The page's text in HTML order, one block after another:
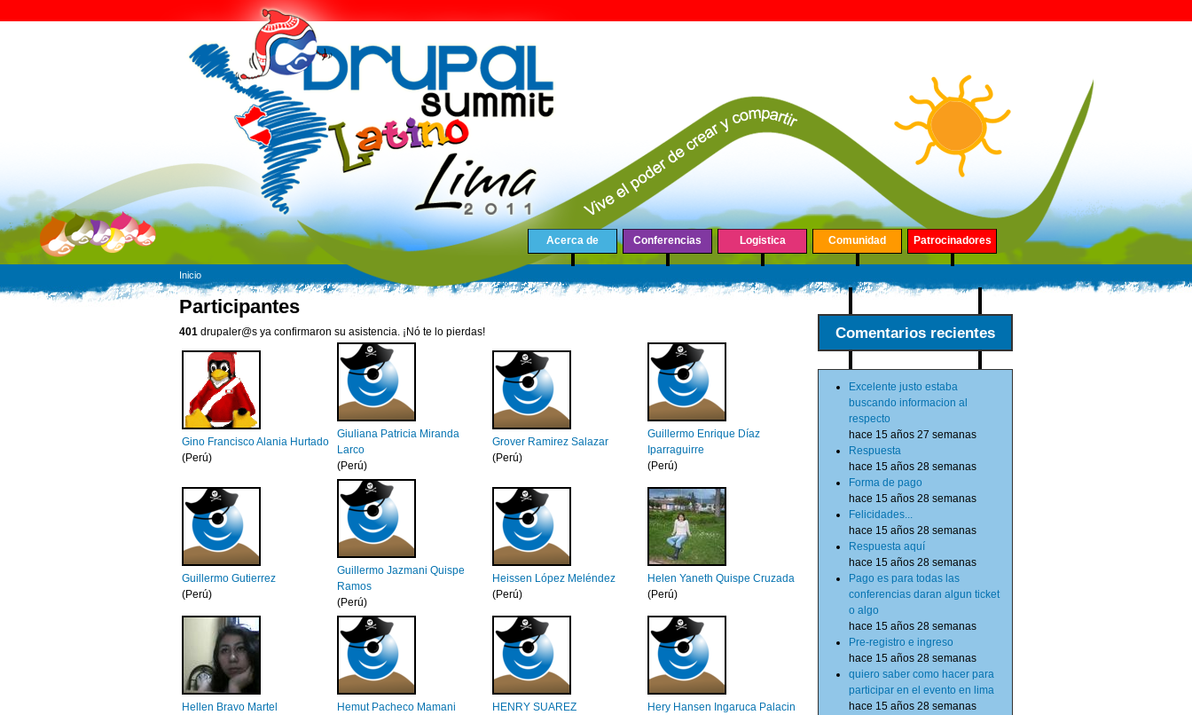
Acerca de Conferencias Logistica Comunidad Patrocinadores
Inicio
Participantes
401 drupaler@s ya confirmaron su asistencia. ¡Nó te lo pierdas!
Gino Francisco Alania Hurtado
(Perú)
Giuliana Patricia Miranda
Larco
(Perú)
Grover Ramirez Salazar
(Perú)
Guillermo Enrique Díaz
Iparraguirre
(Perú)
Guillermo Gutierrez
(Perú)
Guillermo Jazmani Quispe
Ramos
(Perú)
Heissen López Meléndez
(Perú)
Helen Yaneth Quispe Cruzada
(Perú)
Hellen Bravo Martel
Hemut Pacheco Mamani
HENRY SUAREZ
Hery Hansen Ingaruca Palacin
Comentarios recientes
Excelente justo estaba
buscando informacion al
respecto
hace 15 años 27 semanas
Respuesta
hace 15 años 28 semanas
Forma de pago
hace 15 años 28 semanas
Felicidades...
hace 15 años 28 semanas
Respuesta aquí
hace 15 años 28 semanas
Pago es para todas las
conferencias daran algun ticket
o algo
hace 15 años 28 semanas
Pre-registro e ingreso
hace 15 años 28 semanas
quiero saber como hacer para
participar en el evento en lima
hace 15 años 28 semanas